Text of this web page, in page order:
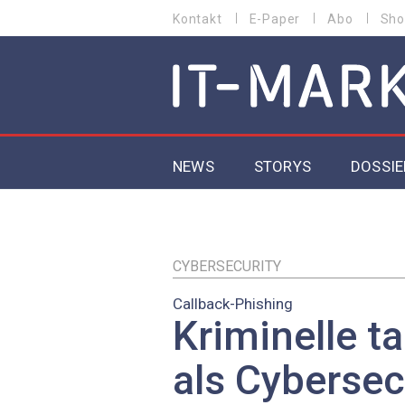
zum
MENU
Kontakt E-Paper Abo
MAIN NAVIGATION
NEWS STORYS
EU-
CYBERSECURITY
Callback-Phishing
Kriminelle
als